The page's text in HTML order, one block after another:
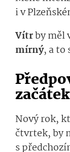
i v
Vítrby měl
mírný, a to
Nový rok,
čtvrtek, by
s